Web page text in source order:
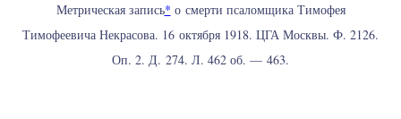
Метрическая запись* о смерти псаломщика Тимофея
Тимофеевича Некрасова. 16 октября 1918. ЦГА Москвы. Ф. 2126.
Оп. 2. Д. 274. Л. 462 об. — 463.